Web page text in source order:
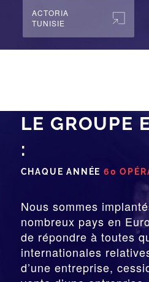
ACTORIA
TUNISIE
LE GROUPE
:
CHAQUE ANNÉE 60
Nous sommes
nombreux pays en
de répondre à toutes
internationales
d’une entreprise,